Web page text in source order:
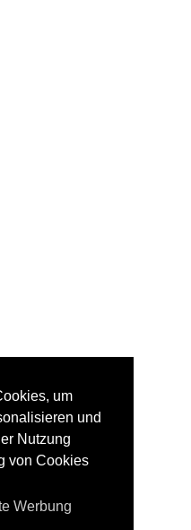
um
und
Nutzung
von Cookies
Werbung